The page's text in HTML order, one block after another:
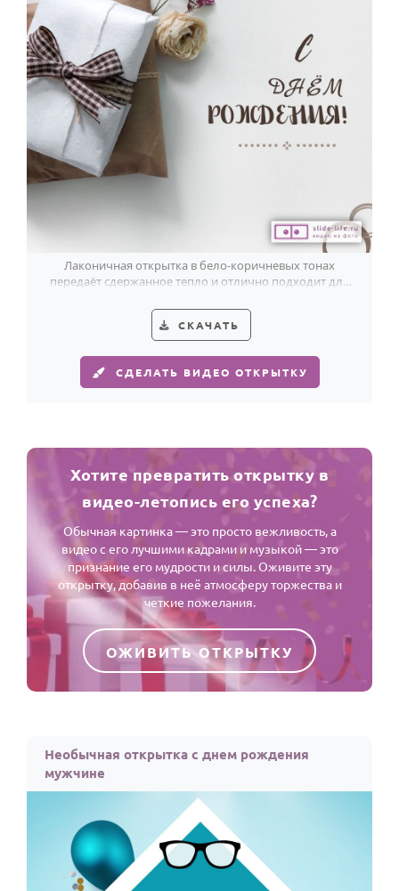
Лаконичная открытка в бело-коричневых тонах
передаёт сдержанное тепло и отлично подходит для
СКАЧАТЬ
СДЕЛАТЬ ВИДЕО ОТКРЫТКУ
Хотите превратить открытку в
видео-летопись его успеха?
Обычная картинка — это просто вежливость, а
видео с его лучшими кадрами и музыкой — это
признание его мудрости и силы. Оживите эту
открытку, добавив в неё атмосферу торжества и
четкие пожелания.
ОЖИВИТЬ ОТКРЫТКУ
Необычная открытка с днем рождения
мужчине